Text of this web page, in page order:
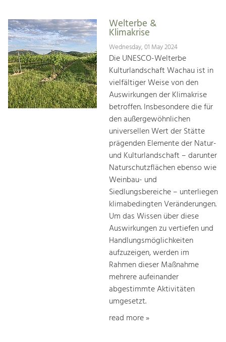
Increase in Regional Value Added.Welterbe &
Klimakrise
Wednesday, 01 May 2024
Die UNESCO-Welterbe
Kulturlandschaft Wachau ist in
vielfältiger Weise von den
Auswirkungen der Klimakrise
betroffen. Insbesondere die für
den außergewöhnlichen
universellen Wert der Stätte
prägenden Elemente der Natur-
und Kulturlandschaft – darunter
Naturschutzflächen ebenso wie
Weinbau- und
Siedlungsbereiche – unterliegen
klimabedingten Veränderungen.
Um das Wissen über diese
Auswirkungen zu vertiefen und
Handlungsmöglichkeiten
aufzuzeigen, werden im
Rahmen dieser Maßnahme
mehrere aufeinander
abgestimmte Aktivitäten
umgesetzt.
read more »